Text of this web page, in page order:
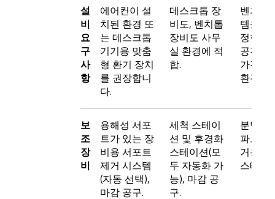
설
비
요
구
사
항
에어컨이 설
치된 환경 또
는 데스크톱
기기용 맞춤
형 환기 장치
를 권장합니
다.
데스크톱 장
비도, 벤치톱
장비도 사무
실 환경에 적
합.
벤치톱
템을 위
정한 수
공간 요
가진 작
환경.
보
조
장
비
용해성 서포
트가 있는 장
비용 서포트
제거 시스템
(자동 선택),
마감 공구.
세척 스테이
션 및 후경화
스테이션(모
두 자동화 가
능), 마감 공
구.
분말 관
파트 분
거용 후
스테이